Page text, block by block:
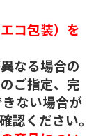
コ包装）を
なる場合の
ご指定、完
ない場合が
認ください。